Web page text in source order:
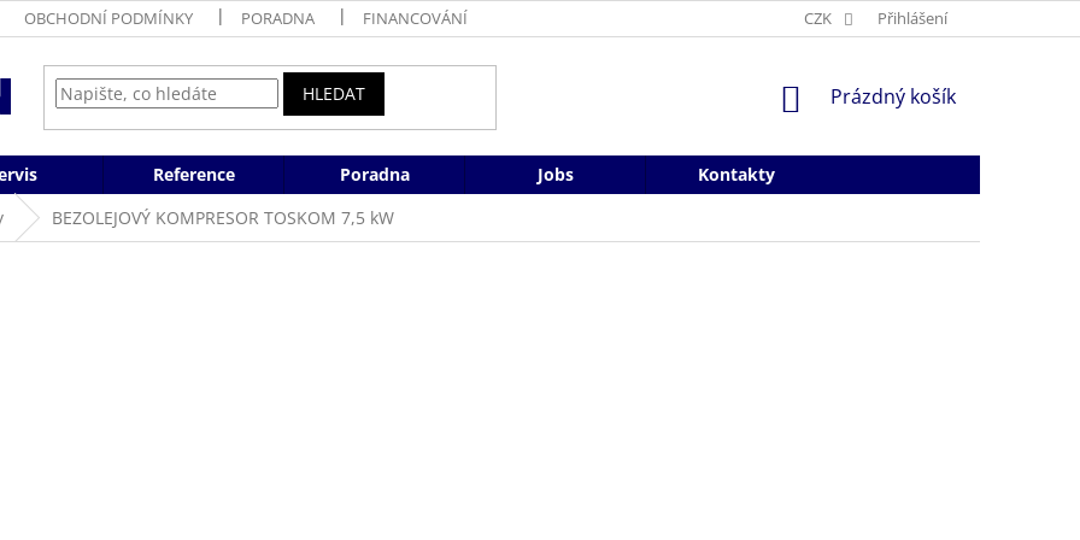
OBCHODNÍ PODMÍNKY PORADNA FINANCOVÁNÍ CZK Přihlášení
HLEDAT
NÁKUPNÍ
Prázdný košík
Reference Poradna Jobs
Kontakty
BEZOLEJOVÝ KOMPRESOR TOSKOM 7,5 kW